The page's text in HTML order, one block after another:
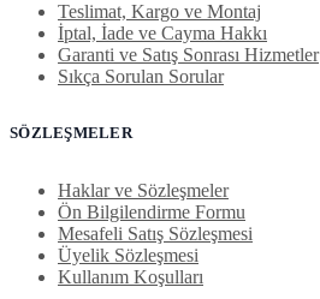
Teslimat, Kargo ve Montaj
İptal, İade ve Cayma Hakkı
Garanti ve Satış Sonrası Hizmetler
Sıkça Sorulan Sorular
SÖZLEŞMELER
Haklar ve Sözleşmeler
Ön Bilgilendirme Formu
Mesafeli Satış Sözleşmesi
Üyelik Sözleşmesi
Kullanım Koşulları